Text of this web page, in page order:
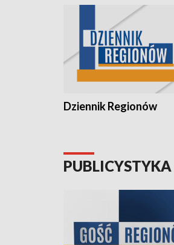
Dziennik Regionów
PUBLICYSTYKA